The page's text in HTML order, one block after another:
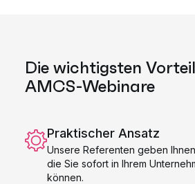
Die wichtigsten
AMCS-Webinare
Praktischer Ansatz
Unsere Referenten geben
die Sie sofort in Ihrem
können.